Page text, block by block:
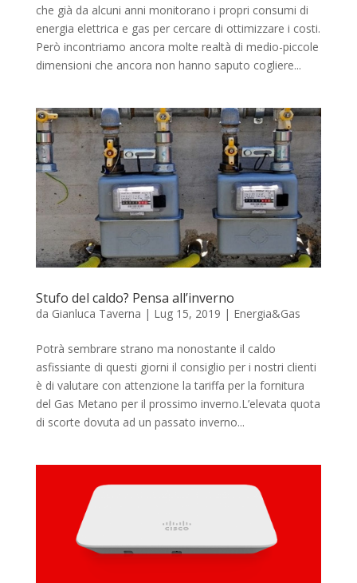
che già da alcuni anni monitorano i propri consumi di
energia elettrica e gas per cercare di ottimizzare i costi.
Però incontriamo ancora molte realtà di medio-piccole
dimensioni che ancora non hanno saputo cogliere...
Stufo del caldo? Pensa all’inverno
da Gianluca Taverna | Lug 15, 2019 | Energia&Gas
Potrà sembrare strano ma nonostante il caldo
asfissiante di questi giorni il consiglio per i nostri clienti
è di valutare con attenzione la tariffa per la fornitura
del Gas Metano per il prossimo inverno.L’elevata quota
di scorte dovuta ad un passato inverno...